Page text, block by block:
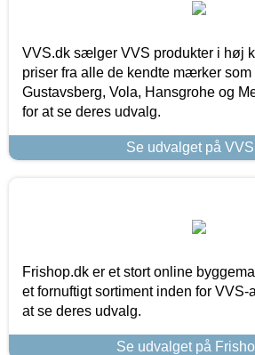
VVS.dk sælger VVS produkter i høj
priser fra alle de kendte mærker som
Gustavsberg, Vola, Hansgrohe og
for at se deres udvalg.
Se udvalget på
Frishop.dk er et stort online
et fornuftigt sortiment inden for VVS-
at se deres udvalg.
Se udvalget på